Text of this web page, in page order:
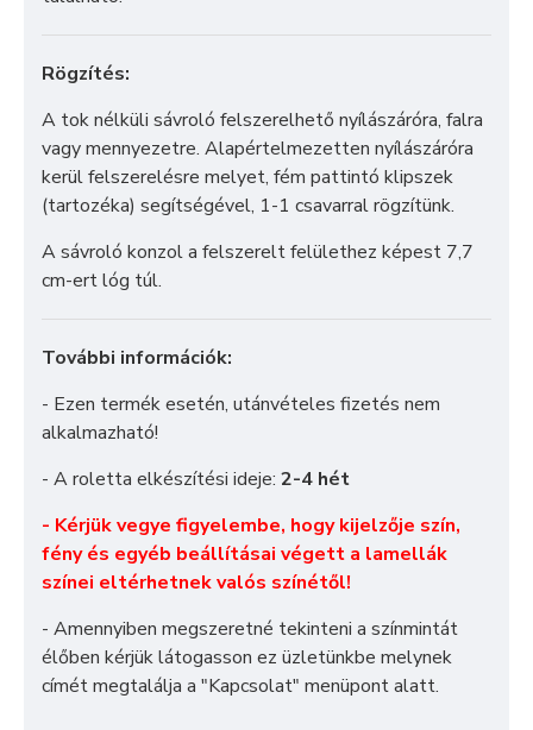
Rögzítés:
A tok nélküli sávroló felszerelhető nyílászáróra, falra
vagy mennyezetre. Alapértelmezetten nyílászáróra
kerül felszerelésre melyet, fém pattintó klipszek
(tartozéka) segítségével, 1-1 csavarral rögzítünk.
A sávroló konzol a felszerelt felülethez képest 7,7
cm-ert lóg túl.
További információk:
- Ezen termék esetén, utánvételes fizetés nem
alkalmazható!
- A roletta elkészítési ideje: 2-4 hét
- Kérjük vegye figyelembe, hogy kijelzője szín,
fény és egyéb beállításai végett a lamellák
színei eltérhetnek valós színétől!
- Amennyiben megszeretné tekinteni a színmintát
élőben kérjük látogasson ez üzletünkbe melynek
címét megtalálja a "Kapcsolat" menüpont alatt.